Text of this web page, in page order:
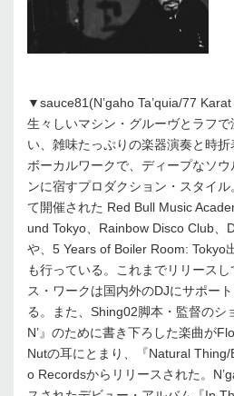
▼sauce81(N’gaho Ta’quia/77
生々しいマシン・グルーヴとラフ
い、雑味たっぷりの楽器演奏と時
ボーカルワークで、ディープなソ
ンに宿すプロダクション・スタイ
て開催された Red Bull Music
und Tokyo、Rainbow Disco Club、
や、5 Years of Boiler Room: Tokyo
も行っている。これまでリリース
ス・ワークは国内外のDJにサポー
る。また、Shing02脚本・監督のシ
N’』のために書き下ろした楽曲が
Nutの耳にとまり、『Natural Thing/
o Recordsからリリースされた。